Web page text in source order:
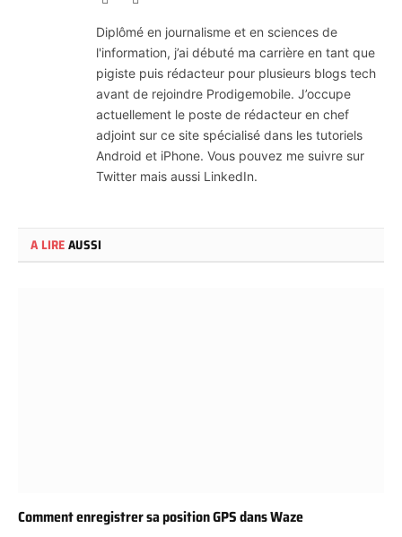
Diplômé en journalisme et en sciences de
l'information, j’ai débuté ma carrière en tant que
pigiste puis rédacteur pour plusieurs blogs tech
avant de rejoindre Prodigemobile. J’occupe
actuellement le poste de rédacteur en chef
adjoint sur ce site spécialisé dans les tutoriels
Android et iPhone. Vous pouvez me suivre sur
Twitter mais aussi LinkedIn.
A LIREAUSSI
Comment enregistrer sa position GPS dans Waze